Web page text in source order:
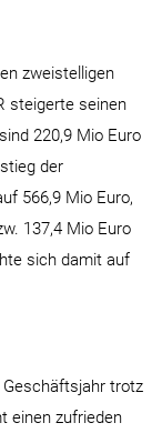
zweistelligen
steigerte seinen
220,9 Mio Euro
der
566,9 Mio Euro,
137,4 Mio Euro
sich damit auf
Geschäftsjahr trotz
einen zufrieden